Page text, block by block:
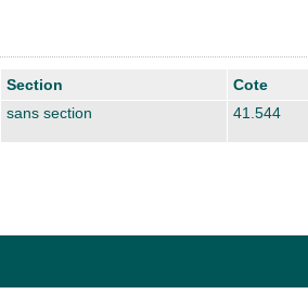
Section Cote
sans section 41.544